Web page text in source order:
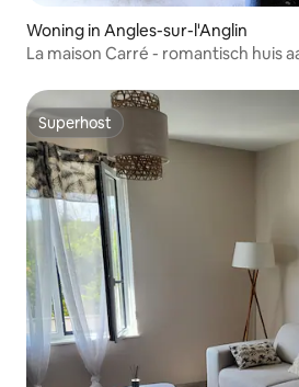
Woning in Angles-sur-l'Anglin
La maison Carré - romantisch huis
Superhost
Superhost